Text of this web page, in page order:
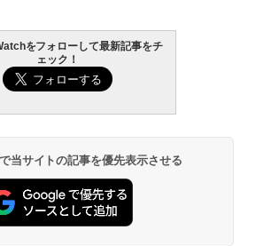
をフォローして最新記事をチ
ェック！
当サイトの記事を優先表示させる